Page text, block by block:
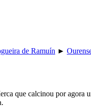
de Ramuín ►
que calcinou por agora